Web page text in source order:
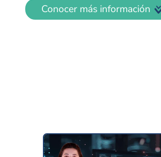
Conocer más información